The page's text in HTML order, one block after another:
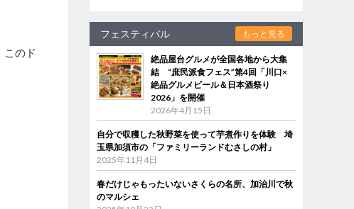
このド
フェスティバル もっと見る
絶品屋台グルメが全国各地から大集
結 “庶民派食フェス”第4回「川口×
絶品グルメビール＆日本酒祭り
2026」を開催
2026年4月15日
自分で収穫した秋野菜を使って芋煮作りを体験 埼
玉県加須市の「ファミリーランドむさしの村」
2025年11月4日
春だけじゃもったいないさくらの名所、加治川で秋
のマルシェ